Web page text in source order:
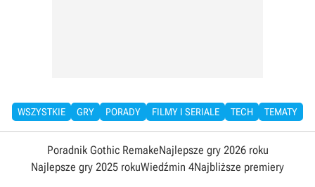
WSZYSTKIE GRY PORADY FILMY I SERIALE TECH TEMATY
Poradnik Gothic RemakeNajlepsze gry 2026 roku
Najlepsze gry 2025 rokuWiedźmin 4Najbliższe premiery